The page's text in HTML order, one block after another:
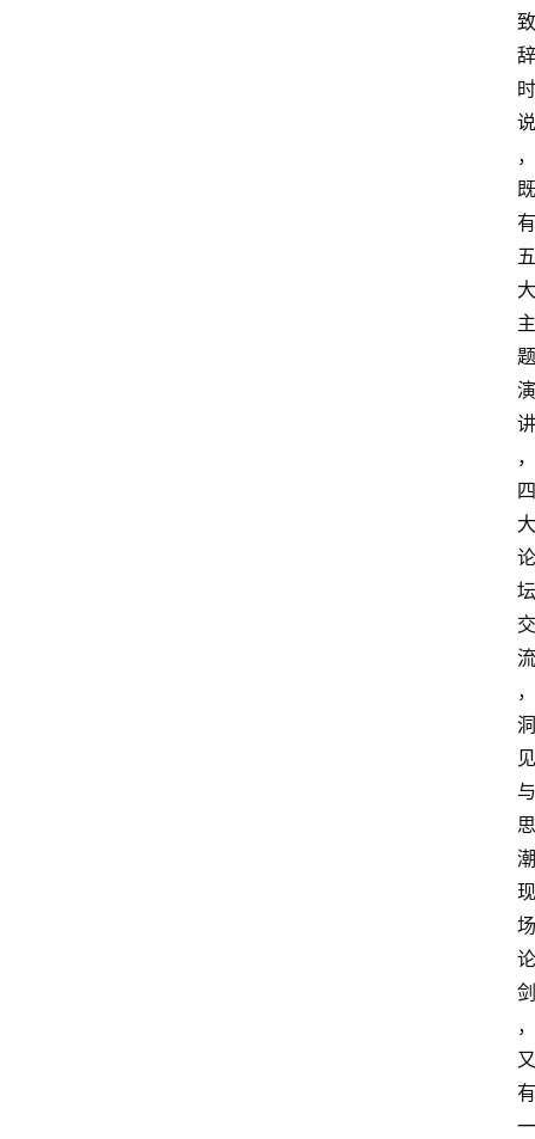
致
辞
时
说
，
既
有
五
大
主
题
演
讲
，
四
大
论
坛
交
流
，
洞
见
与
思
潮
现
场
论
剑
，
又
有
一